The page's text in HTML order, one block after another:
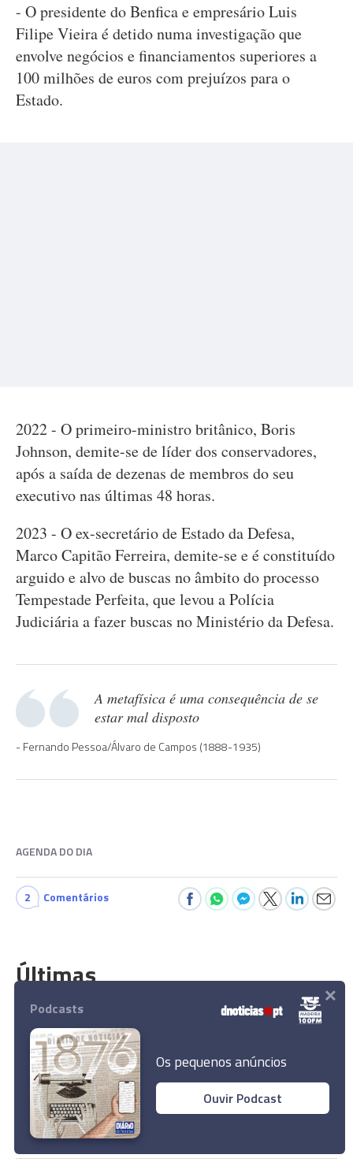
- O presidente do Benfica e empresário Luis
Filipe Vieira é detido numa investigação que
envolve negócios e financiamentos superiores a
100 milhões de euros com prejuízos para o
Estado.
2022 - O primeiro-ministro britânico, Boris
Johnson, demite-se de líder dos conservadores,
após a saída de dezenas de membros do seu
executivo nas últimas 48 horas.
2023 - O ex-secretário de Estado da Defesa,
Marco Capitão Ferreira, demite-se e é constituído
arguido e alvo de buscas no âmbito do processo
Tempestade Perfeita, que levou a Polícia
Judiciária a fazer buscas no Ministério da Defesa.
A metafísica é uma consequência de se
estar mal disposto
Fernando Pessoa/Álvaro de Campos (1888-1935)
AGENDA DO DIA
2 Comentários
Últimas
PAÍS
Produtores do Douro pedem medidas imediatas para
escoamento de uvas a preços justos
MUNDO
Presidente do Irão aponta que contacto com líder
supremo é "muito difícil de momento"
Podcasts
Os pequenos anúncios
Ouvir Podcast
×